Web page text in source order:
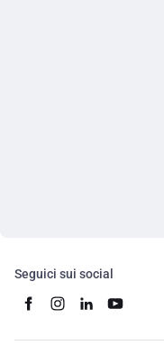
Seguici sui social